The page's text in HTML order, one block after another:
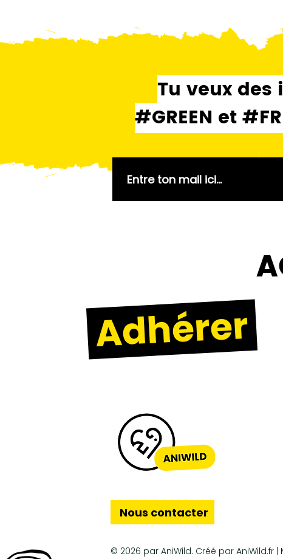
Tu veux des
#GREEN et
Adhérer
Nous contacter
© 2026 par AniWild. Créé par AniWild.fr |